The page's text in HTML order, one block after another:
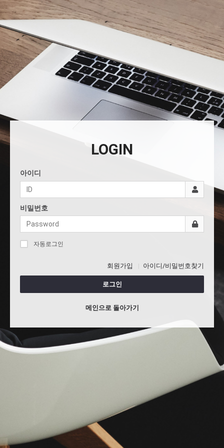
LOGIN
아이디
비밀번호
자동로그인
회원가입 아이디/비밀번호찾기
로그인
메인으로 돌아가기